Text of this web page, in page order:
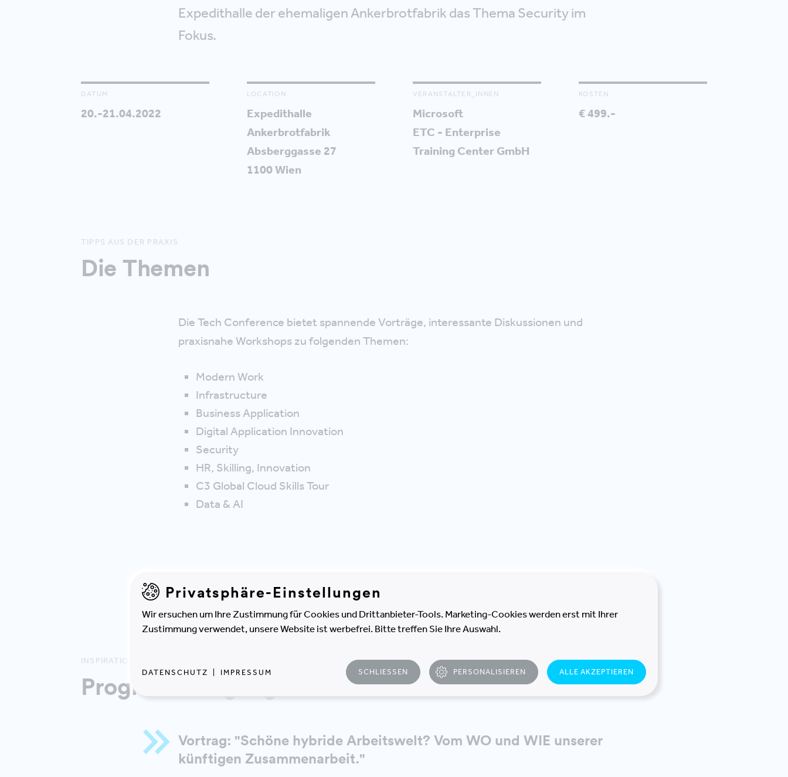
Expedithalle der ehemaligen Ankerbrotfabrik das Thema Security im
Fokus.
DATUM
20.-21.04.2022
LOCATION
Expedithalle
Ankerbrotfabrik
Absberggasse 27
1100 Wien
VERANSTALTER_INNEN
Microsoft
ETC - Enterprise
Training Center GmbH
KOSTEN
€ 499.-
TIPPS AUS DER PRAXIS
Die Themen
Die Tech Conference bietet spannende Vorträge, interessante Diskussionen und
praxisnahe Workshops zu folgenden Themen:
Modern Work
Infrastructure
Business Application
Digital Application Innovation
Security
HR, Skilling, Innovation
C3 Global Cloud Skills Tour
Data & AI
INSPIRATION
Programm Highlight
Vortrag: "Schöne hybride Arbeitswelt? Vom WO und WIE unserer
künftigen Zusammenarbeit."
Privatsphäre-Einstellungen
Wir ersuchen um Ihre Zustimmung für Cookies und Drittanbieter-Tools. Marketing-Cookies werden erst mit Ihrer
Zustimmung verwendet, unsere Website ist werbefrei. Bitte treffen Sie Ihre Auswahl.
DATENSCHUTZ IMPRESSUM SCHLIESSEN PERSONALISIEREN ALLE AKZEPTIEREN